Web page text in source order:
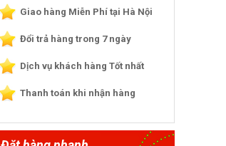
Giao hàng Miễn Phí tại Hà Nội
Đổi trả hàng trong 7 ngày
Dịch vụ khách hàng Tốt nhất
Thanh toán khi nhận hàng